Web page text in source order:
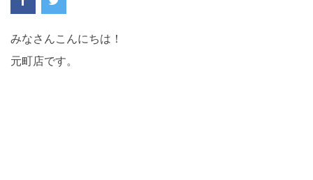
みなさんこんにちは！
元町店です。